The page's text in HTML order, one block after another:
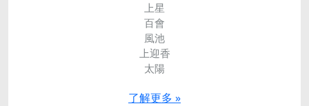
上星
百會
風池
上迎香
太陽
了解更多 »